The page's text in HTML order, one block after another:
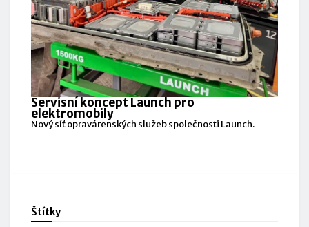
Servisní koncept Launch pro
elektromobily
Nový síť opravárenských služeb společnosti Launch.
Štítky